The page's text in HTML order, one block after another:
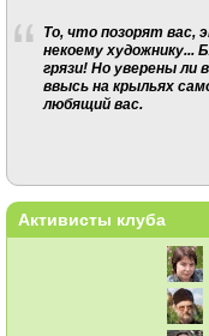
То, что позорят вас,
некоему
грязи! Но уверены ли
ввысь на крыльях
любящий вас.
Активисты клуба